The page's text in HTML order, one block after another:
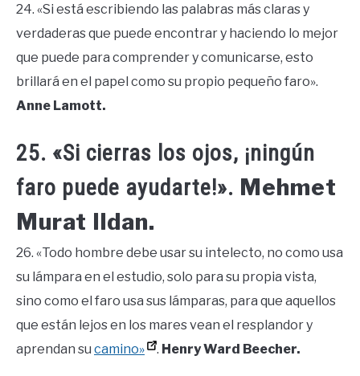
24. «Si está escribiendo las palabras más claras y
verdaderas que puede encontrar y haciendo lo mejor
que puede para comprender y comunicarse, esto
brillará en el papel como su propio pequeño faro».
Anne Lamott.
25. «Si cierras los ojos, ¡ningún
faro puede ayudarte!». Mehmet
Murat Ildan.
26. «Todo hombre debe usar su intelecto, no como usa
su lámpara en el estudio, solo para su propia vista,
sino como el faro usa sus lámparas, para que aquellos
que están lejos en los mares vean el resplandor y
aprendan su camino» . Henry Ward Beecher.